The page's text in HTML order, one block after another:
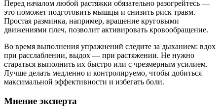
Перед началом любой растяжки обязательно разогрейтесь —
это поможет подготовить мышцы и снизить риск травм.
Простая разминка, например, вращение круговыми
движениями плеч, позволит активировать кровообращение.
Во время выполнения упражнений следите за дыханием: вдох
при расслаблении, выдох — при растяжении. Не нужно
стараться выполнить их быстро или с чрезмерным усилием.
Лучше делать медленно и контролируемо, чтобы добиться
максимальной эффективности и избегать боли.
Мнение эксперта